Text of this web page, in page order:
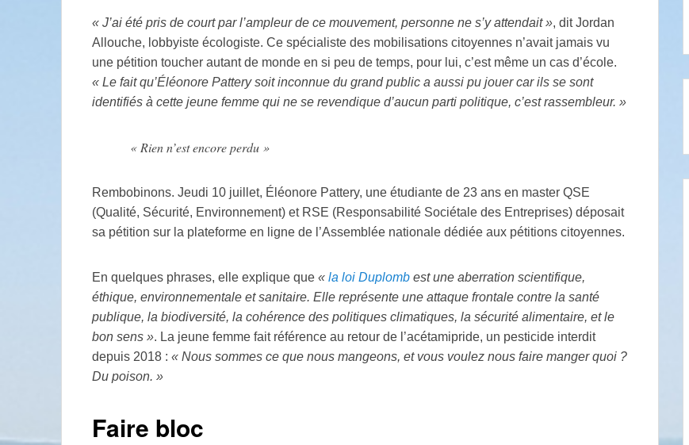
« J’ai été pris de court par l’ampleur de ce mouvement, personne ne s’y attendait », dit Jordan
Allouche, lobbyiste écologiste. Ce spécialiste des mobilisations citoyennes n’avait jamais vu
une pétition toucher autant de monde en si peu de temps, pour lui, c’est même un cas d’école.
« Le fait qu’Éléonore Pattery soit inconnue du grand public a aussi pu jouer car ils se sont
identifiés à cette jeune femme qui ne se revendique d’aucun parti politique, c’est rassembleur. »
« Rien n’est encore perdu »
Rembobinons. Jeudi 10 juillet, Éléonore Pattery, une étudiante de 23 ans en master QSE
(Qualité, Sécurité, Environnement) et RSE (Responsabilité Sociétale des Entreprises) déposait
sa pétition sur la plateforme en ligne de l’Assemblée nationale dédiée aux pétitions citoyennes.
En quelques phrases, elle explique que « la loi Duplomb est une aberration scientifique,
éthique, environnementale et sanitaire. Elle représente une attaque frontale contre la santé
publique, la biodiversité, la cohérence des politiques climatiques, la sécurité alimentaire, et le
bon sens ». La jeune femme fait référence au retour de l’acétamipride, un pesticide interdit
depuis 2018 : « Nous sommes ce que nous mangeons, et vous voulez nous faire manger quoi ?
Du poison. »
Faire bloc